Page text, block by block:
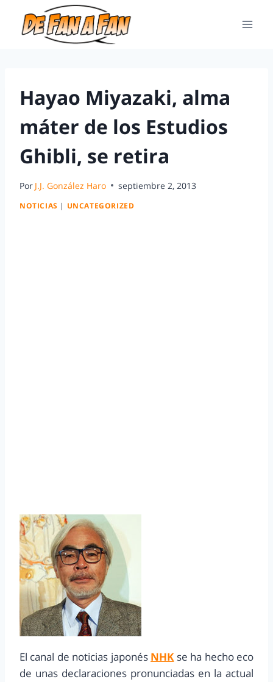
Hayao Miyazaki, alma
máter de los Estudios
Ghibli, se retira
Por J.J. González Haro septiembre 2, 2013
NOTICIAS | UNCATEGORIZED
El canal de noticias japonés NHK se ha hecho eco
de unas declaraciones pronunciadas en la actual